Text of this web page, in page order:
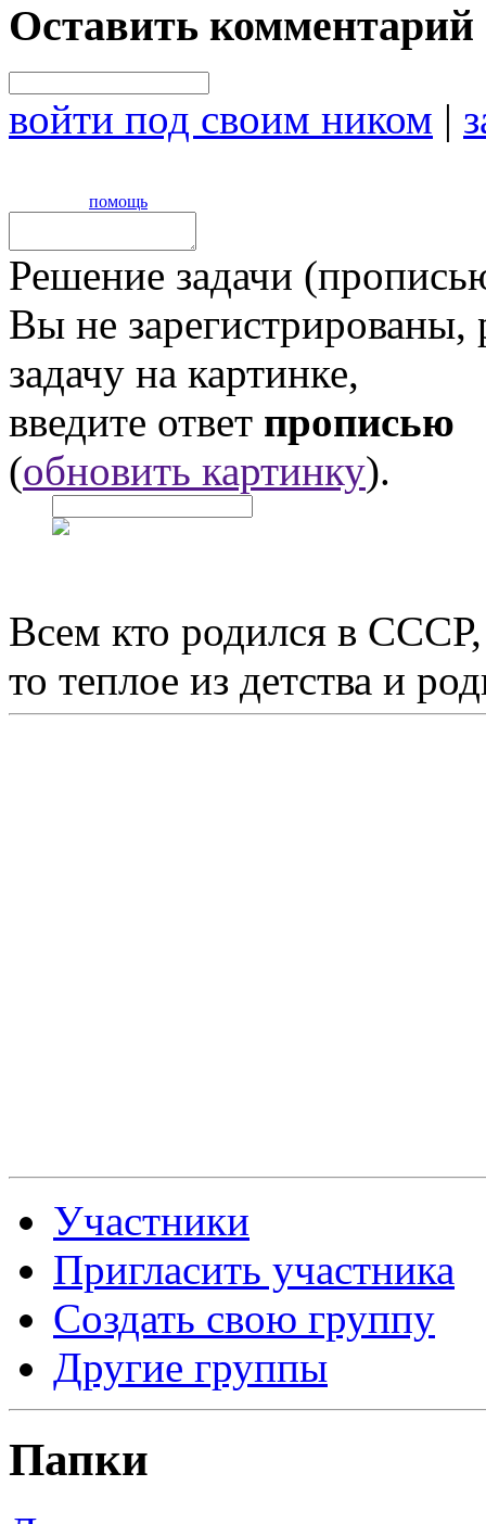
Оставить комментарий
войти под своим ником |
помощь
Решение задачи
Вы не
задачу на картинке,
введите ответ прописью
(обновить картинку).
Всем кто родился в
то теплое из детства и
Участники
Пригласить участника
Создать свою группу
Другие группы
Папки